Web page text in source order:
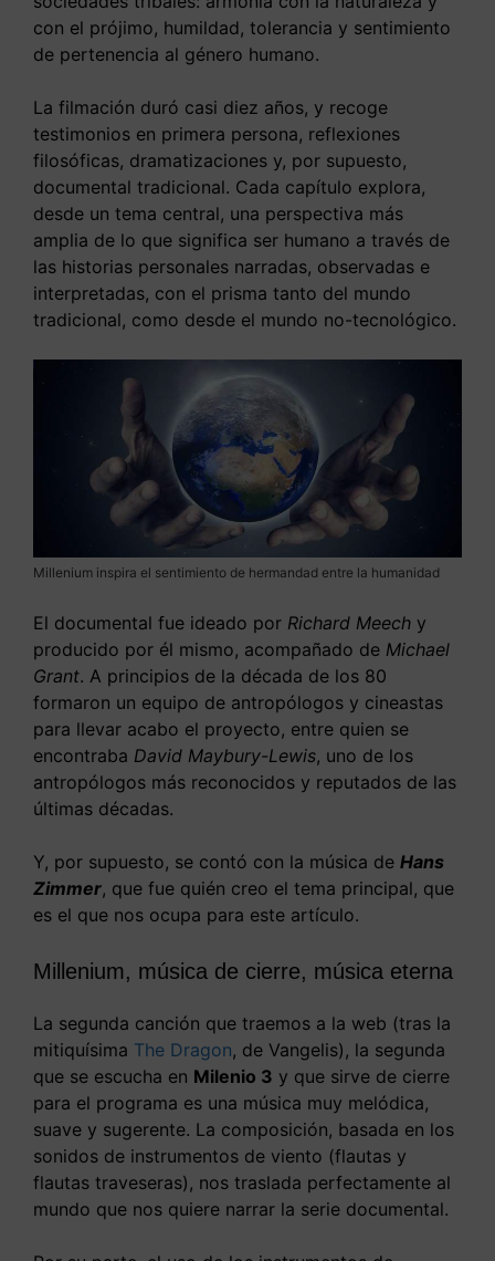
con el prójimo, humildad, tolerancia y sentimiento
de pertenencia al género humano.
La filmación duró casi diez años, y recoge
testimonios en primera persona, reflexiones
filosóficas, dramatizaciones y, por supuesto,
documental tradicional. Cada capítulo explora,
desde un tema central, una perspectiva más
amplia de lo que significa ser humano a través de
las historias personales narradas, observadas e
interpretadas, con el prisma tanto del mundo
tradicional, como desde el mundo no-tecnológico.
Millenium inspira el sentimiento de hermandad entre la humanidad
El documental fue ideado por Richard Meech y
producido por él mismo, acompañado de Michael
Grant. A principios de la década de los 80
formaron un equipo de antropólogos y cineastas
para llevar acabo el proyecto, entre quien se
encontraba David Maybury-Lewis, uno de los
antropólogos más reconocidos y reputados de las
últimas décadas.
Y, por supuesto, se contó con la música de Hans
Zimmer, que fue quién creo el tema principal, que
es el que nos ocupa para este artículo.
Millenium, música de cierre, música eterna
La segunda canción que traemos a la web (tras la
mitiquísima The Dragon, de Vangelis), la segunda
que se escucha en Milenio 3 y que sirve de cierre
para el programa es una música muy melódica,
suave y sugerente. La composición, basada en los
sonidos de instrumentos de viento (flautas y
flautas traveseras), nos traslada perfectamente al
mundo que nos quiere narrar la serie documental.